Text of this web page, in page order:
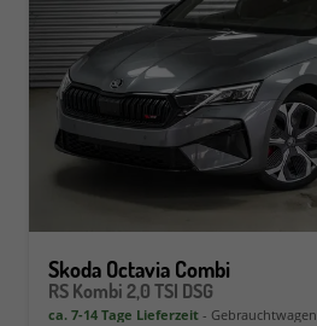
Skoda Octavia Combi
RS Kombi 2,0 TSI DSG
ca. 7-14 Tage Lieferzeit Gebrauchtwagen